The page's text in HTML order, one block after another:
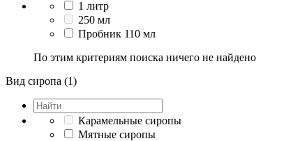
1 литр
250 мл
Пробник 110 мл
По этим критериям поиска ничего не найдено
Вид сиропа (1)
Карамельные сиропы
Мятные сиропы